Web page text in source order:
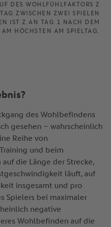
DES WOHLFÜHLFAKTORS Z
ZWISCHEN ZWEI SPIELEN
IST Z AN TAG 1 NACH DEM
HÖCHSTEN AM SPIELTAG.
des Wohlbefindens
gesehen – wahrscheinlich
Reihe von
und beim
die Länge der Strecke,
läuft, auf
insgesamt und pro
Spielers bei maximaler
negative
Wohlbefinden auf die